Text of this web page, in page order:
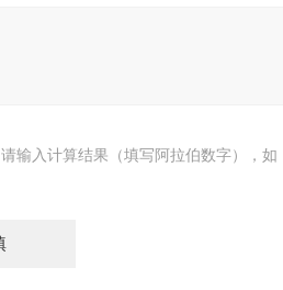
请输入计算结果（填写阿拉伯数字），如